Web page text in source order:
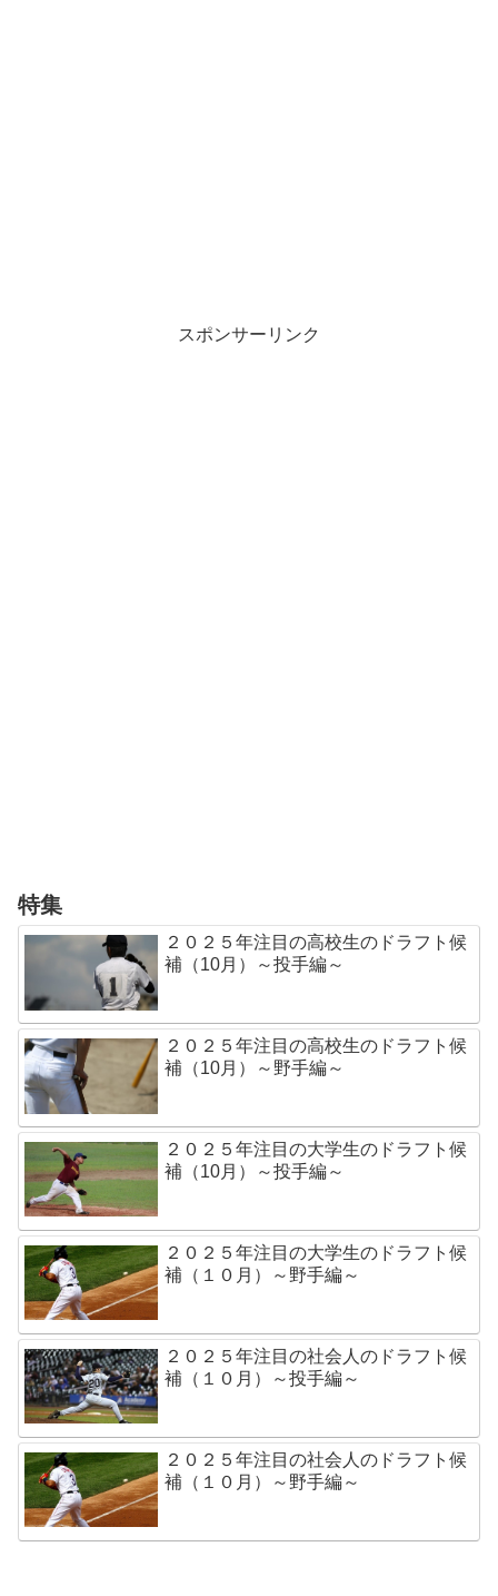
スポンサーリンク
特集
２０２５年注目の高校生のドラフト候
補（10月）～投手編～
２０２５年注目の高校生のドラフト候
補（10月）～野手編～
２０２５年注目の大学生のドラフト候
補（10月）～投手編～
２０２５年注目の大学生のドラフト候
補（１０月）～野手編～
２０２５年注目の社会人のドラフト候
補（１０月）～投手編～
２０２５年注目の社会人のドラフト候
補（１０月）～野手編～